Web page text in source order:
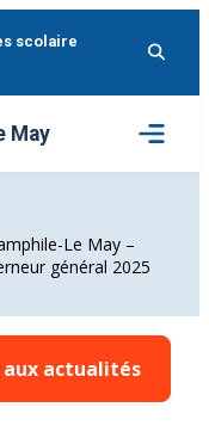
scolaire
May
Ouvrir
le
menu
Le May –
général 2025
aux actualités